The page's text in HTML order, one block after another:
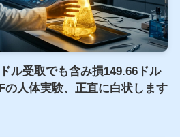
ル受取でも含み損149.66ドル
人体実験、正直に白状します